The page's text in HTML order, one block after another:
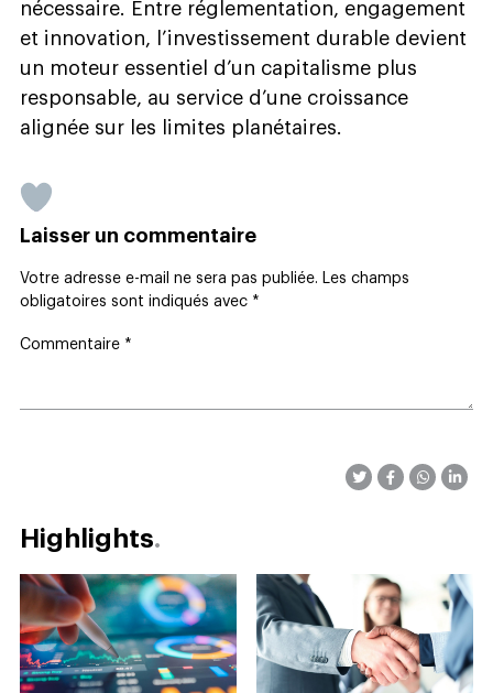
nécessaire. Entre réglementation, engagement
et innovation, l’investissement durable devient
un moteur essentiel d’un capitalisme plus
responsable, au service d’une croissance
alignée sur les limites planétaires.
Laisser un commentaire
Votre adresse e-mail ne sera pas publiée.
Les champs
obligatoires sont indiqués avec *
Commentaire *
Highlights